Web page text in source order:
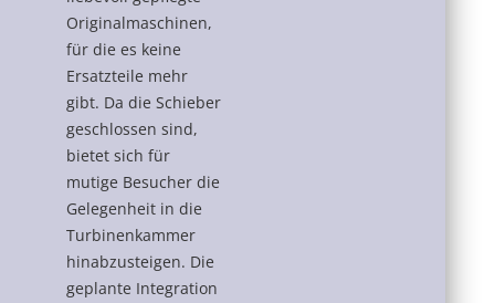
Originalmaschinen,
für die es keine
Ersatzteile mehr
gibt. Da die Schieber
geschlossen sind,
bietet sich für
mutige Besucher die
Gelegenheit in die
Turbinenkammer
hinabzusteigen. Die
geplante Integration